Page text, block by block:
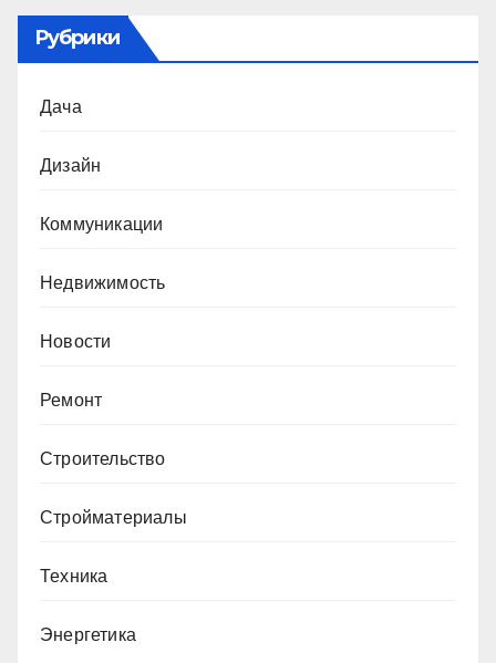
Рубрики
Дача
Дизайн
Коммуникации
Недвижимость
Новости
Ремонт
Строительство
Стройматериалы
Техника
Энергетика